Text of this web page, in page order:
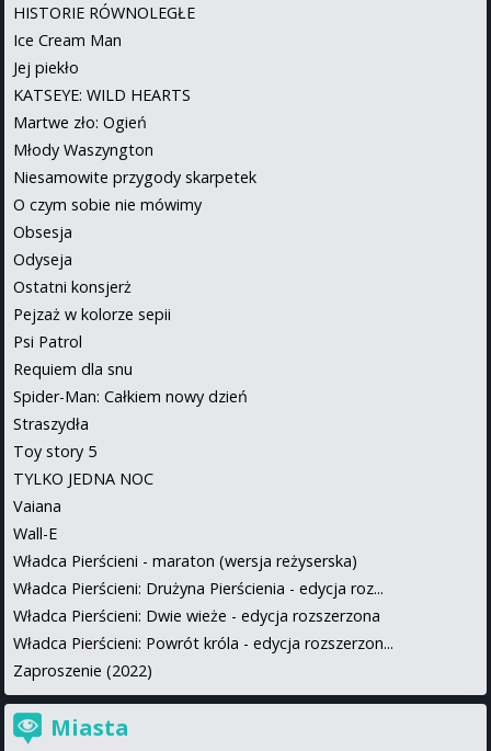
HISTORIE RÓWNOLEGŁE
Ice Cream Man
Jej piekło
KATSEYE: WILD HEARTS
Martwe zło: Ogień
Młody Waszyngton
Niesamowite przygody skarpetek
O czym sobie nie mówimy
Obsesja
Odyseja
Ostatni konsjerż
Pejzaż w kolorze sepii
Psi Patrol
Requiem dla snu
Spider-Man: Całkiem nowy dzień
Straszydła
Toy story 5
TYLKO JEDNA NOC
Vaiana
Wall-E
Władca Pierścieni - maraton (wersja reżyserska)
Władca Pierścieni: Drużyna Pierścienia - edycja roz...
Władca Pierścieni: Dwie wieże - edycja rozszerzona
Władca Pierścieni: Powrót króla - edycja rozszerzon...
Zaproszenie (2022)
Miasta